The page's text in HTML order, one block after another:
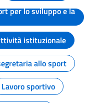
per lo sviluppo e la
istituzionale
allo sport
Lavoro sportivo